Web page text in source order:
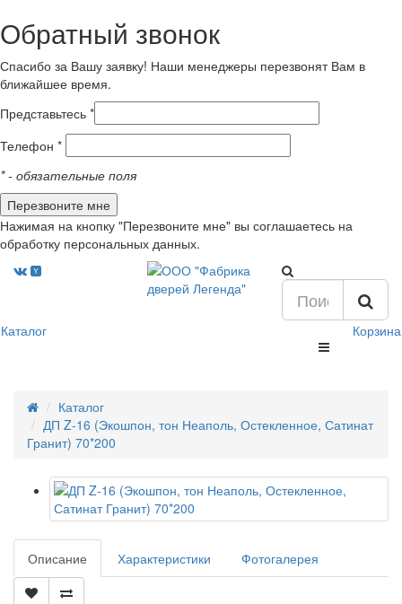
Обратный звонок
Спасибо за Вашу заявку! Наши менеджеры перезвонят Вам в
ближайшее время.
Представьтесь *
Телефон *
*- обязательные поля
Нажимая на кнопку "Перезвоните мне" вы соглашаетесь на
обработку персональных данных.
Каталог Корзина
Каталог
ДП Z-16 (Экошпон, тон Неаполь, Остекленное, Сатинат
Гранит) 70*200
Описание Характеристики Фотогалерея